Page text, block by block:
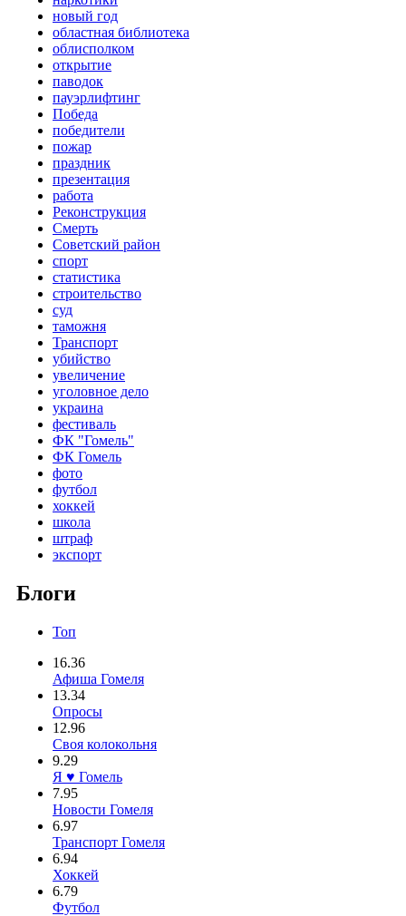
новый год
областная библиотека
облисполком
открытие
паводок
пауэрлифтинг
Победа
победители
пожар
праздник
презентация
работа
Реконструкция
Смерть
Советский район
спорт
статистика
строительство
суд
таможня
Транспорт
убийство
увеличение
уголовное дело
украина
фестиваль
ФК "Гомель"
ФК Гомель
фото
футбол
хоккей
школа
штраф
экспорт
Блоги
Топ
16.36
Афиша Гомеля
13.34
Опросы
12.96
Своя колокольня
9.29
Я ♥ Гомель
7.95
Новости Гомеля
6.97
Транспорт Гомеля
6.94
Хоккей
6.79
Футбол